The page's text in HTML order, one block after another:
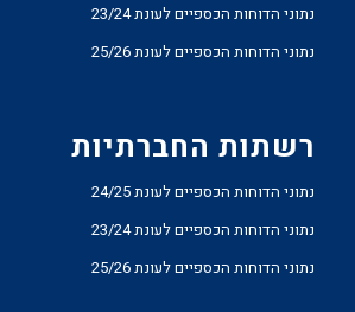
נתוני הדוחות הכספיים לעונת 23/24
נתוני הדוחות הכספיים לעונת 25/26
רשתות החברתיות
נתוני הדוחות הכספיים לעונת 24/25
נתוני הדוחות הכספיים לעונת 23/24
נתוני הדוחות הכספיים לעונת 25/26